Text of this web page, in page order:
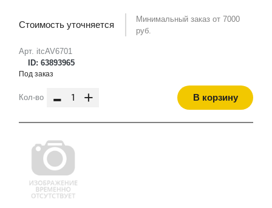
Арт. itcAV6701
ID: 63893965
Стоимость уточняется
Минимальный заказ от 7000
руб.
Под заказ
Кол-во - + В корзину